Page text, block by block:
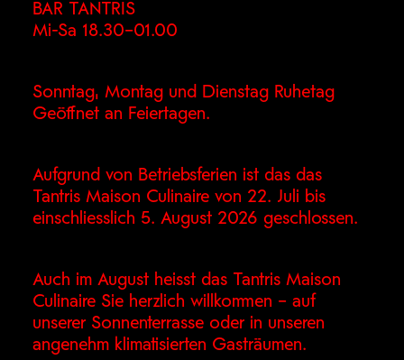
BAR TANTRIS
Mi-Sa 18.30–01.00
Sonntag, Montag und Dienstag Ruhetag
Geöffnet an Feiertagen.
Aufgrund von Betriebsferien ist das das
Tantris Maison Culinaire von 22. Juli bis
einschliesslich 5. August 2026 geschlossen.
Auch im August heisst das Tantris Maison
Culinaire Sie herzlich willkommen – auf
unserer Sonnenterrasse oder in unseren
angenehm klimatisierten Gasträumen.